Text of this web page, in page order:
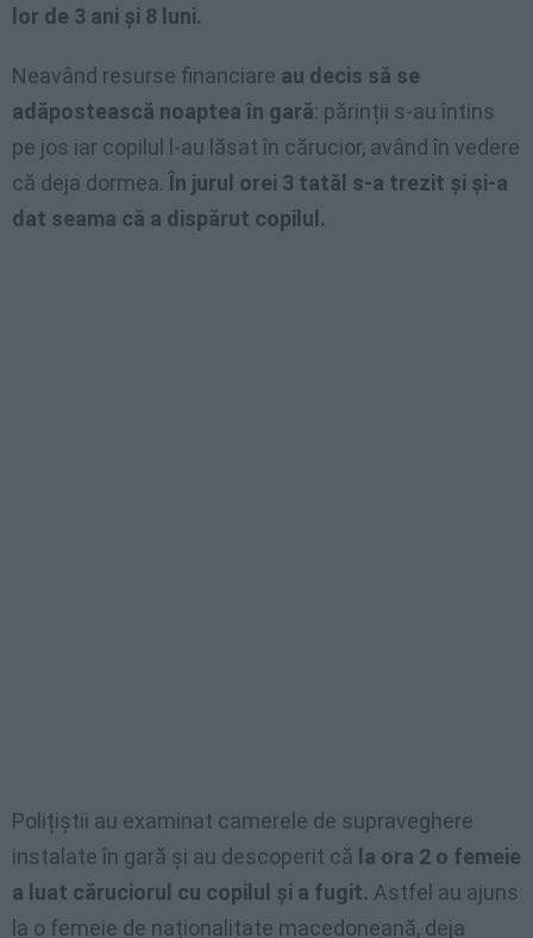
lor de 3 ani și 8 luni.
Neavând resurse financiare au decis să se
adăpostească noaptea în gară: părinții s-au întins
pe jos iar copilul l-au lăsat în cărucior, având în vedere
că deja dormea. În jurul orei 3 tatăl s-a trezit și și-a
dat seama că a dispărut copilul.
Polițiștii au examinat camerele de supraveghere
instalate în gară și au descoperit că la ora 2 o femeie
a luat căruciorul cu copilul și a fugit. Astfel au ajuns
la o femeie de naționalitate macedoneană, deja